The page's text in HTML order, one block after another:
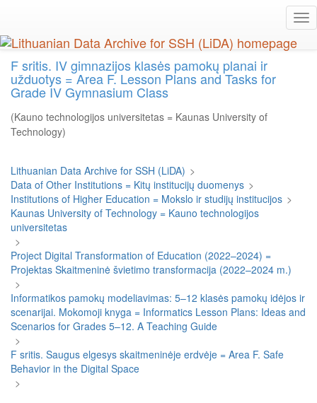
main
content
F sritis. IV gimnazijos klasės pamokų planai ir
užduotys = Area F. Lesson Plans and Tasks for
Grade IV Gymnasium Class
(Kauno technologijos universitetas = Kaunas University of
Technology)
Lithuanian Data Archive for SSH (LiDA) >
Data of Other Institutions = Kitų institucijų duomenys >
Institutions of Higher Education = Mokslo ir studijų institucijos >
Kaunas University of Technology = Kauno technologijos
universitetas
>
Project Digital Transformation of Education (2022–2024) =
Projektas Skaitmeninė švietimo transformacija (2022–2024 m.)
>
Informatikos pamokų modeliavimas: 5–12 klasės pamokų idėjos ir
scenarijai. Mokomoji knyga = Informatics Lesson Plans: Ideas and
Scenarios for Grades 5–12. A Teaching Guide
>
F sritis. Saugus elgesys skaitmeninėje erdvėje = Area F. Safe
Behavior in the Digital Space
>